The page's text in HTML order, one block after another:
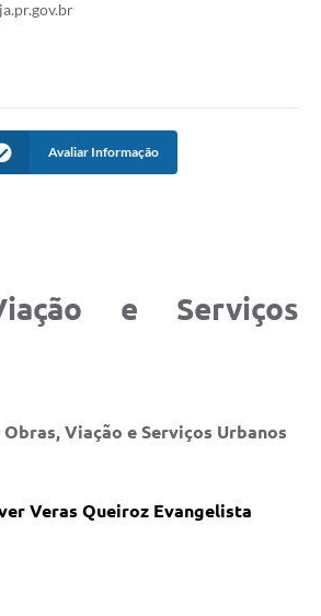
Avaliar Informação
e Serviços
Viação e Serviços Urbanos
Veras Queiroz Evangelista